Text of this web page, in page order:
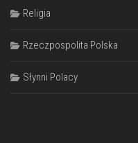
Religia
Rzeczpospolita Polska
Słynni Polacy